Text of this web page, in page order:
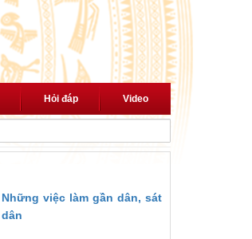
Hỏi đáp Video
Những việc làm gần dân, sát
dân